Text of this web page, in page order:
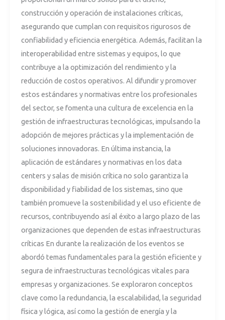
construcción y operación de instalaciones críticas,
asegurando que cumplan con requisitos rigurosos de
confiabilidad y eficiencia energética. Además, facilitan la
interoperabilidad entre sistemas y equipos, lo que
contribuye a la optimización del rendimiento y la
reducción de costos operativos. Al difundir y promover
estos estándares y normativas entre los profesionales
del sector, se fomenta una cultura de excelencia en la
gestión de infraestructuras tecnológicas, impulsando la
adopción de mejores prácticas y la implementación de
soluciones innovadoras. En última instancia, la
aplicación de estándares y normativas en los data
centers y salas de misión crítica no solo garantiza la
disponibilidad y fiabilidad de los sistemas, sino que
también promueve la sostenibilidad y el uso eficiente de
recursos, contribuyendo así al éxito a largo plazo de las
organizaciones que dependen de estas infraestructuras
críticas En durante la realización de los eventos se
abordó temas fundamentales para la gestión eficiente y
segura de infraestructuras tecnológicas vitales para
empresas y organizaciones. Se exploraron conceptos
clave como la redundancia, la escalabilidad, la seguridad
física y lógica, así como la gestión de energía y la